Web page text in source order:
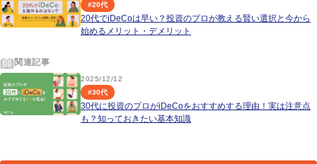
#20代
20代でiDeCoは早い？投資のプロが教える賢い選択と今から
始めるメリット・デメリット
関連記事
2025/12/12
#30代
30代に投資のプロがiDeCoをおすすめする理由！実は注意点
も？知っておきたい基本知識